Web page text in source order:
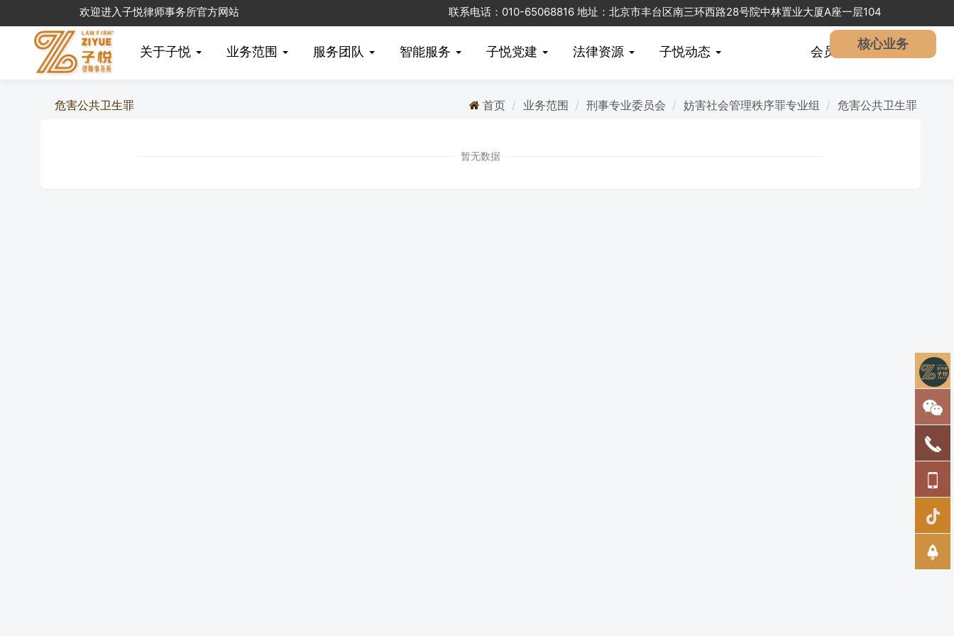
欢迎进入子悦律师事务所官方网站 联系电话：010-65068816 地址：北京市丰台区南三环西路28号院中林置业大厦A座一层104
核心业务
关于子悦 业务范围 服务团队 智能服务 子悦党建 法律资源 子悦动态 会员 中心
危害公共卫生罪 首页 业务范围 刑事专业委员会 妨害社会管理秩序罪专业组 危害公共卫生罪
暂无数据